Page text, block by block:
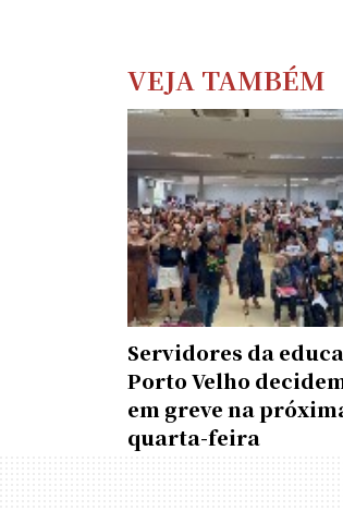
VEJA TAMBÉM
Servidores da
Porto Velho
em greve na
quarta-feira